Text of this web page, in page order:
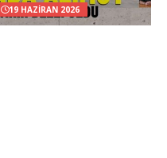
19 HAZIRAN 2026